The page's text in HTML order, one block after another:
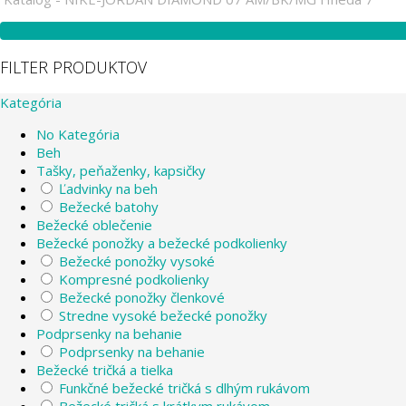
FILTER PRODUKTOV
Kategória
No Kategória
Beh
Tašky, peňaženky, kapsičky
Ľadvinky na beh
Bežecké batohy
Bežecké oblečenie
Bežecké ponožky a bežecké podkolienky
Bežecké ponožky vysoké
Kompresné podkolienky
Bežecké ponožky členkové
Stredne vysoké bežecké ponožky
Podprsenky na behanie
Podprsenky na behanie
Bežecké tričká a tielka
Funkčné bežecké tričká s dlhým rukávom